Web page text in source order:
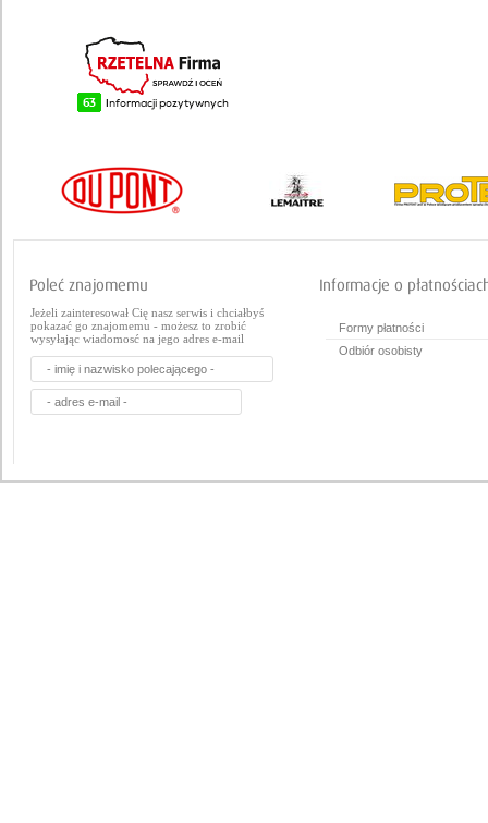
Jeżeli zainteresował Cię nasz serwis i chciałbyś
pokazać go znajomemu - możesz to zrobić
wysyłając wiadomosć na jego adres e-mail
Formy płatności
Odbiór osobisty